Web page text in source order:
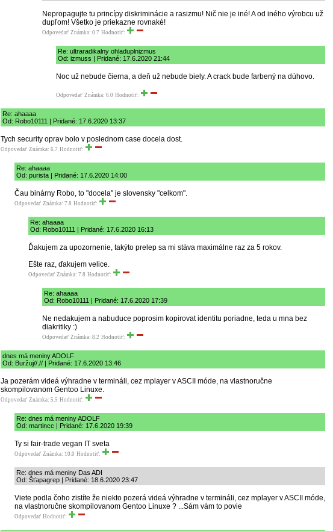
Nepropagujte tu princípy diskriminácie a rasizmu! Nič nie je iné! A od iného výrobcu už
dupľom! Všetko je priekazne rovnaké!
Odpovedať Známka: 0.7 Hodnotiť:
Re: ultraradikalny ohladuplnizmus
Od: izmuss | Pridané: 17.6.2020 21:44
Noc už nebude čierna, a deň už nebude biely. A crack bude farbený na dúhovo.
Odpovedať Známka: 6.0 Hodnotiť:
Re: ahaaaa
Od: Robo10111 | Pridané: 17.6.2020 13:37
Tych security oprav bolo v poslednom case docela dost.
Odpovedať Známka: 6.7 Hodnotiť:
Re: ahaaaa
Od: purista | Pridané: 17.6.2020 14:00
Čau binárny Robo, to "docela" je slovensky "celkom".
Odpovedať Známka: 7.8 Hodnotiť:
Re: ahaaaa
Od: Robo10111 | Pridané: 17.6.2020 16:13
Ďakujem za upozornenie, takýto prelep sa mi stáva maximálne raz za 5 rokov.
Ešte raz, ďakujem velice.
Odpovedať Známka: 7.8 Hodnotiť:
Re: ahaaaa
Od: Robo10111 | Pridané: 17.6.2020 17:39
Ne nedakujem a nabuduce poprosim kopirovat identitu poriadne, teda u mna bez
diakritiky :)
Odpovedať Známka: 8.2 Hodnotiť:
dnes má meniny ADOLF
Od: Buržuj//.// | Pridané: 17.6.2020 13:46
Ja pozerám videá výhradne v termináli, cez mplayer v ASCII móde, na vlastnoručne
skompilovanom Gentoo Linuxe.
Odpovedať Známka: 5.5 Hodnotiť:
Re: dnes má meniny ADOLF
Od: martincc | Pridané: 17.6.2020 19:39
Ty si fair-trade vegan IT sveta
Odpovedať Známka: 10.0 Hodnotiť:
Re: dnes má meniny Das ADI
Od: Šťapagrep | Pridané: 18.6.2020 23:47
Viete podla čoho zistíte že niekto pozerá videá výhradne v termináli, cez mplayer v ASCII móde,
na vlastnoručne skompilovanom Gentoo Linuxe ? ...Sám vám to povie
Odpovedať Hodnotiť: